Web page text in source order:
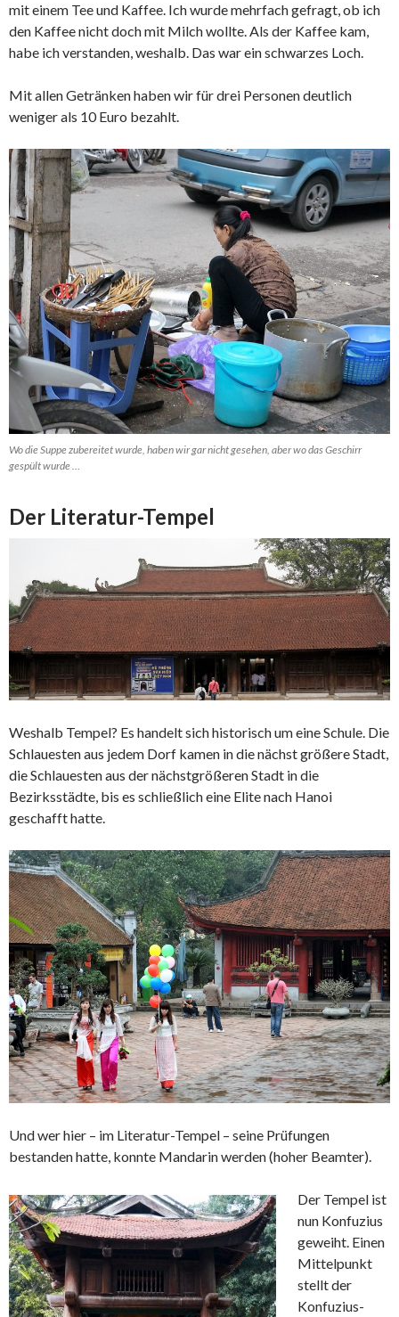
mit einem Tee und Kaffee. Ich wurde mehrfach gefragt, ob ich
den Kaffee nicht doch mit Milch wollte. Als der Kaffee kam,
habe ich verstanden, weshalb. Das war ein schwarzes Loch.
Mit allen Getränken haben wir für drei Personen deutlich
weniger als 10 Euro bezahlt.
Wo die Suppe zubereitet wurde, haben wir gar nicht gesehen, aber wo das Geschirr
gespült wurde …
Der Literatur-Tempel
Weshalb Tempel? Es handelt sich historisch um eine Schule. Die
Schlauesten aus jedem Dorf kamen in die nächst größere Stadt,
die Schlauesten aus der nächstgrößeren Stadt in die
Bezirksstädte, bis es schließlich eine Elite nach Hanoi
geschafft hatte.
Und wer hier – im Literatur-Tempel – seine Prüfungen
bestanden hatte, konnte Mandarin werden (hoher Beamter).
Der Tempel ist
nun Konfuzius
geweiht. Einen
Mittelpunkt
stellt der
Konfuzius-